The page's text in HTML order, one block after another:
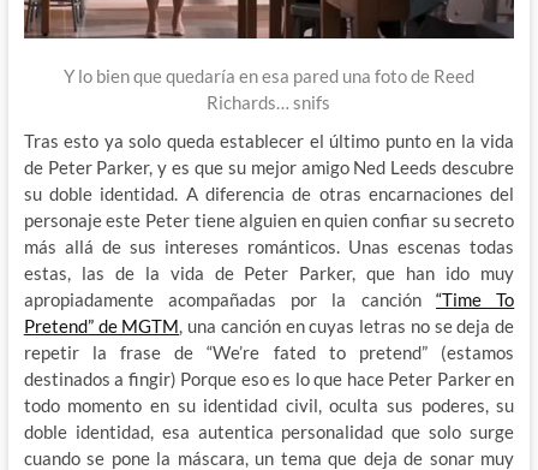
Y lo bien que quedaría en esa pared una foto de Reed
Richards… snifs
Tras esto ya solo queda establecer el último punto en la vida
de Peter Parker, y es que su mejor amigo Ned Leeds descubre
su doble identidad. A diferencia de otras encarnaciones del
personaje este Peter tiene alguien en quien confiar su secreto
más allá de sus intereses románticos. Unas escenas todas
estas, las de la vida de Peter Parker, que han ido muy
apropiadamente acompañadas por la canción “Time To
Pretend” de MGTM, una canción en cuyas letras no se deja de
repetir la frase de “We’re fated to pretend” (estamos
destinados a fingir) Porque eso es lo que hace Peter Parker en
todo momento en su identidad civil, oculta sus poderes, su
doble identidad, esa autentica personalidad que solo surge
cuando se pone la máscara, un tema que deja de sonar muy